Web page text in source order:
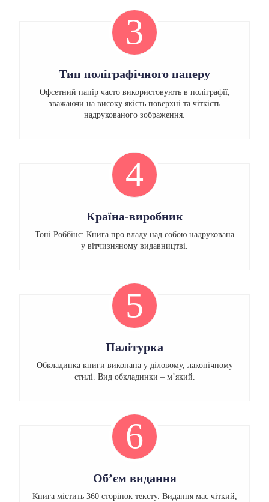
3
Тип поліграфічного паперу
Офсетний папір часто використовують в поліграфії,
зважаючи на високу якість поверхні та чіткість
надрукованого зображення.
4
Країна-виробник
Тоні Роббінс: Книга про владу над собою надрукована
у вітчизняному видавництві.
5
Палітурка
Обкладинка книги виконана у діловому, лаконічному
стилі. Вид обкладинки – м’який.
6
Об’єм видання
Книга містить 360 сторінок тексту. Видання має чіткий,